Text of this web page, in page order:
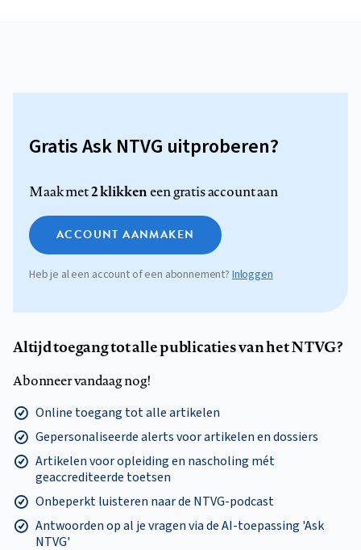
Gratis Ask NTVG uitproberen?
Maak met2 klikkeneen gratis account aan
ACCOUNT AANMAKEN
Heb je al een account of een abonnement?Inloggen
Altijd toegang tot alle publicaties van het NTVG?
Abonneer vandaag nog!
Online toegang tot alle artikelen
Gepersonaliseerde alerts voor artikelen en dossiers
Artikelen voor opleiding en nascholing mét
geaccrediteerde toetsen
Onbeperkt luisteren naar de NTVG-podcast
Antwoorden op al je vragen via de AI-toepassing 'Ask
NTVG'